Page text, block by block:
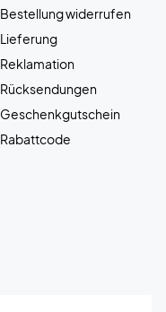
Bestellung widerrufen
Lieferung
Reklamation
Rücksendungen
Geschenkgutschein
Rabattcode